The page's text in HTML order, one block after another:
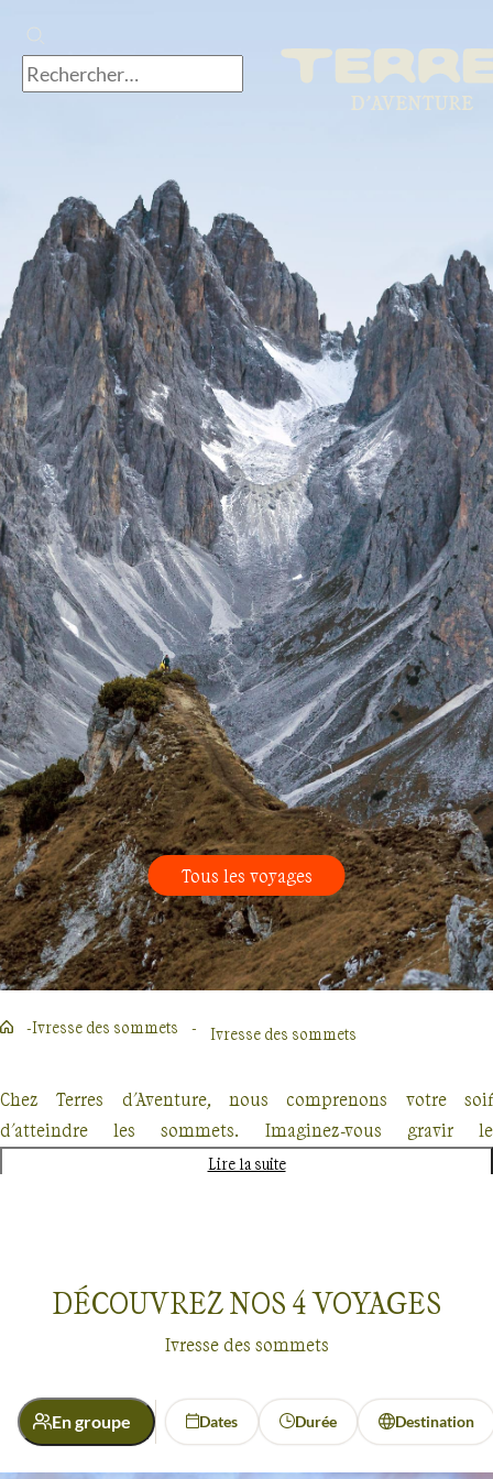
Ivresse des sommets
Tous les voyages
Ivresse des sommets Ivresse des sommets
Chez Terres d'Aventure, nous comprenons votre soif
d'atteindre les sommets. Imaginez-vous gravir le
Kilimandjaro ou explorer les glaciers des monts Célestes au
l'esprit autant que le cœur.
Lire la suite
DÉCOUVREZ NOS 4VOYAGES
Ivresse des sommets
En groupe Dates Durée Destination